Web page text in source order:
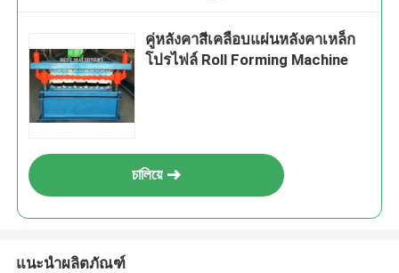
คู่หลังคาสีเคลือบแผ่นหลังคาเหล็ก
โปรไฟล์ Roll Forming Machine
চালিয়ে
แนะนำผลิตภัณฑ์